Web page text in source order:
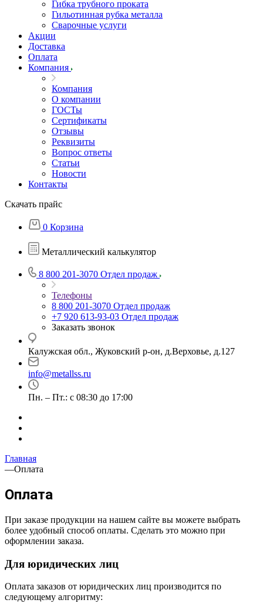
Гибка трубного проката
Гильотинная рубка металла
Сварочные услуги
Акции
Доставка
Оплата
Компания
Компания
О компании
ГОСТы
Сертификаты
Отзывы
Реквизиты
Вопрос ответы
Статьи
Новости
Контакты
Скачать прайс
0 Корзина
Металлический калькулятор
8 800 201-3070 Отдел продаж
Телефоны
8 800 201-3070 Отдел продаж
+7 920 613-93-03 Отдел продаж
Заказать звонок
Калужская обл., Жуковский р-он, д.Верховье, д.127
info@metallss.ru
Пн. – Пт.: с 08:30 до 17:00
Главная
—Оплата
Оплата
При заказе продукции на нашем сайте вы можете выбрать
более удобный способ оплаты. Сделать это можно при
оформлении заказа.
Для юридических лиц
Оплата заказов от юридических лиц производится по
следующему алгоритму: